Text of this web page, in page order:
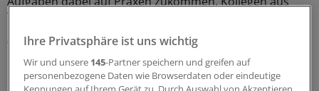
Thüringen geben einen Einblick.
01.08.2026
Ihre Privatsphäre ist uns wichtig
Wir und unsere 145-Partner speichern und greifen auf
personenbezogene Daten wie Browserdaten oder eindeutige